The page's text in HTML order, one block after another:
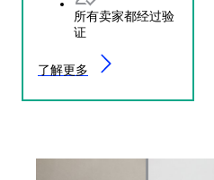
所有卖家都经过验
证
了解更多